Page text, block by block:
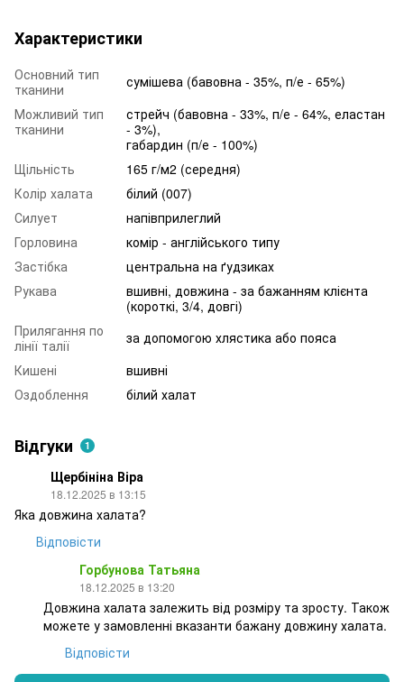
Характеристики
Основний тип
тканини
сумішева (бавовна - 35%, п/е - 65%)
Можливий тип
тканини
стрейч (бавовна - 33%, п/е - 64%, еластан
- 3%),
габардин (п/е - 100%)
Щільність
165 г/м2 (середня)
Колір халата
білий (007)
Силует
напівприлеглий
Горловина
комір - англійського типу
Застібка
центральна на ґудзиках
Рукава
вшивні, довжина - за бажанням клієнта
(короткі, 3/4, довгі)
Прилягання по
лінії талії
за допомогою хлястика або пояса
Кишені
вшивні
Оздоблення
білий халат
Відгуки 1
Щербініна Віра
18.12.2025 в 13:15
Яка довжина халата?
Відповісти
Горбунова Татьяна
18.12.2025 в 13:20
Довжина халата залежить від розміру та зросту. Також
можете у замовленні вказанти бажану довжину халата.
Відповісти